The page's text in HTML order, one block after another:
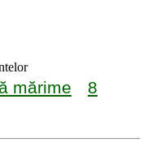
mărime
8